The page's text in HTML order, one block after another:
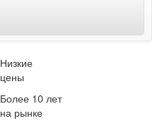
Низкие
цены
Более 10 лет
на рынке